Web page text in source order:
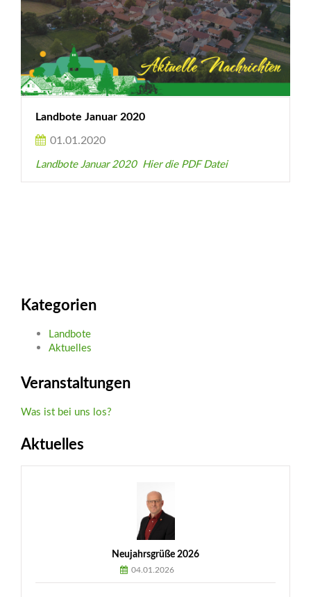
Landbote Januar 2020
01.01.2020
Landbote Januar 2020 Hier die PDF Datei
Kategorien
Landbote
Aktuelles
Veranstaltungen
Was ist bei uns los?
Aktuelles
Neujahrsgrüße 2026
04.01.2026